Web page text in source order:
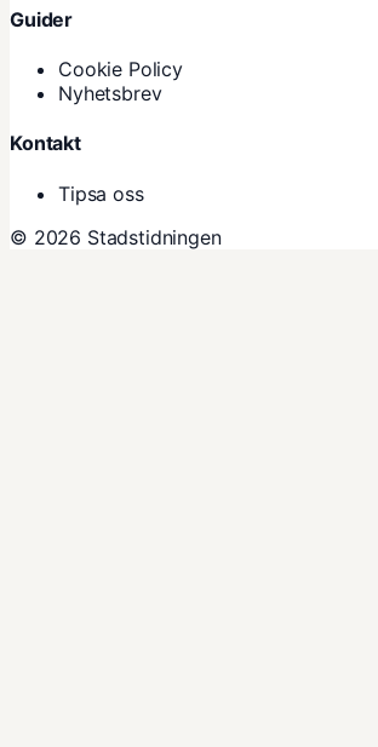
Guider
Cookie Policy
Nyhetsbrev
Kontakt
Tipsa oss
© 2026 Stadstidningen